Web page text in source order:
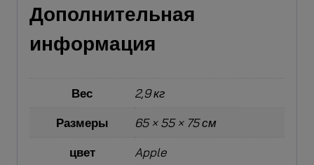
Дополнительная
информация
Вес
2,9 кг
Размеры
65 × 55 × 75 см
цвет
Apple